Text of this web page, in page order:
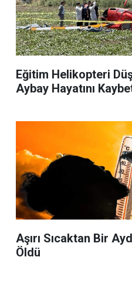
Eğitim Helikopteri
Aybay Hayatını
Aşırı Sıcaktan Bir
Öldü